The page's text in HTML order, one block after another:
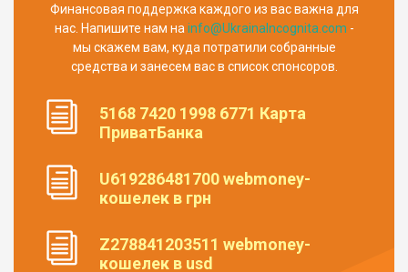
Финансовая поддержка каждого из вас важна для
нас. Напишите нам на info@UkrainaIncognita.com -
мы скажем вам, куда потратили собранные
средства и занесем вас в список спонсоров.
5168 7420 1998 6771 Карта
ПриватБанка
U619286481700 webmoney-
кошелек в грн
Z278841203511 webmoney-
кошелек в usd